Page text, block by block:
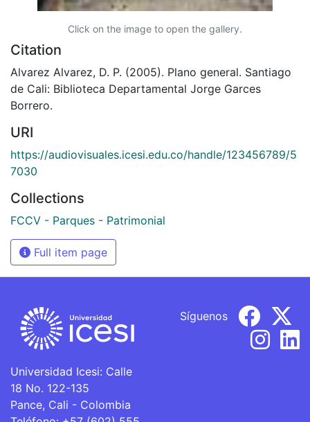
Click on the image to open the gallery.
Citation
Alvarez Alvarez, D. P. (2005). Plano general. Santiago
de Cali: Biblioteca Departamental Jorge Garces
Borrero.
URI
https://audiovisuales.icesi.edu.co/handle/123456789/5
7030
Collections
FCCV - Parques - Patrimonial
Full item page
Universidad Icesi: Calle
18 No. 122-135
Pance, Cali - Colombia
Síguenos